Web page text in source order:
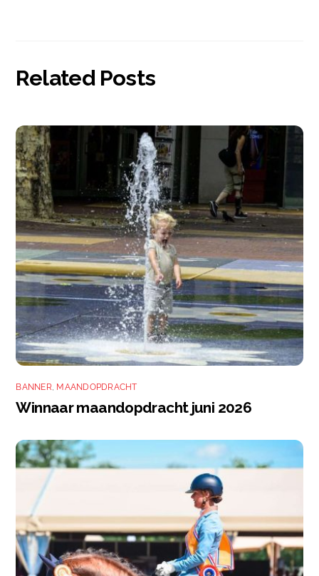
Related Posts
BANNER, MAANDOPDRACHT
Winnaar maandopdracht juni 2026